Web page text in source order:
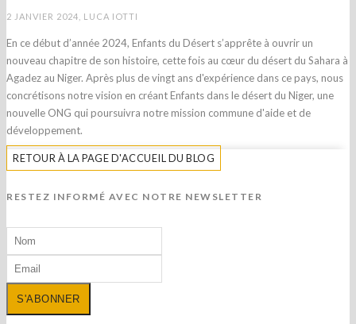
2 JANVIER 2024, LUCA IOTTI
En ce début d’année 2024, Enfants du Désert s’apprête à ouvrir un
nouveau chapitre de son histoire, cette fois au cœur du désert du Sahara à
Agadez au Niger. Après plus de vingt ans d'expérience dans ce pays, nous
concrétisons notre vision en créant Enfants dans le désert du Niger, une
nouvelle ONG qui poursuivra notre mission commune d'aide et de
développement.
RETOUR À LA PAGE D'ACCUEIL DU BLOG
RESTEZ INFORMÉ AVEC NOTRE NEWSLETTER
S'ABONNER